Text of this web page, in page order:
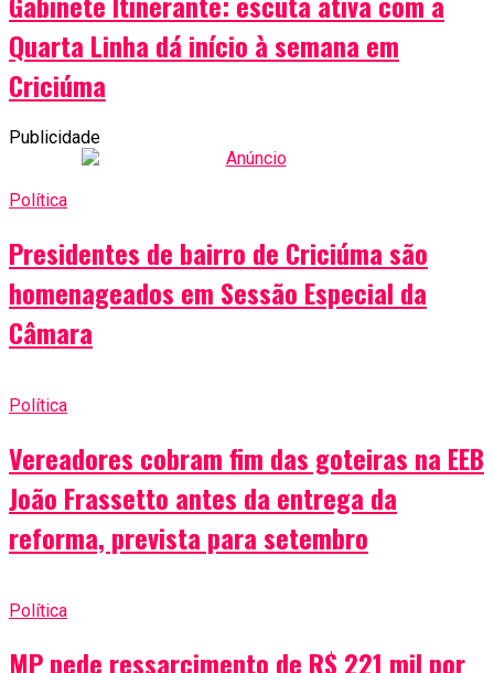
Quarta Linha dá início à semana em
Criciúma
Publicidade
Política
Presidentes de bairro de Criciúma são
homenageados em Sessão Especial da
Câmara
Política
Vereadores cobram fim das goteiras na EEB
João Frassetto antes da entrega da
reforma, prevista para setembro
Política
MP pede ressarcimento de R$ 221 mil por